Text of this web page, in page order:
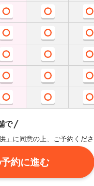
で
」 に同意の上、ご予約くだ
約に進む